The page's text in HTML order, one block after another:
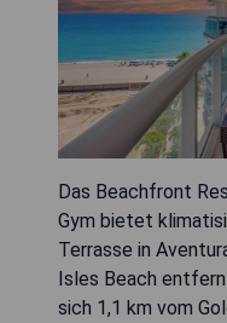
Das Beachfront
Gym bietet
Terrasse in
Isles Beach
sich 1,1 km vom